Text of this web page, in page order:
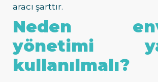
aracı şarttır.
Neden
yönetimi
kullanılmalı?